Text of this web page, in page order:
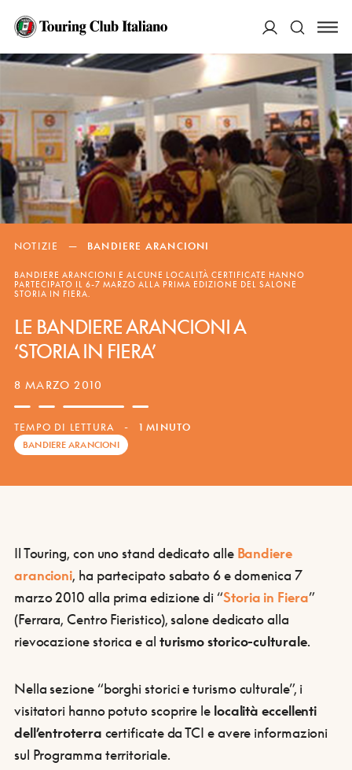
Cerca
NOTIZIE — BANDIERE ARANCIONI
BANDIERE ARANCIONI E ALCUNE LOCALITÀ CERTIFICATE HANNO
PARTECIPATO IL 6-7 MARZO ALLA PRIMA EDIZIONE DEL SALONE
STORIA IN FIERA.
LE BANDIERE ARANCIONI A
‘STORIA IN FIERA’
8 MARZO 2010
TEMPO DI LETTURA - 1 MINUTO
BANDIERE ARANCIONI
Il Touring, con uno stand dedicato alle Bandiere
arancioni, ha partecipato sabato 6 e domenica 7
marzo 2010 alla prima edizione di “Storia in Fiera”
(Ferrara, Centro Fieristico), salone dedicato alla
rievocazione storica e al turismo storico-culturale.
Nella sezione “borghi storici e turismo culturale”, i
visitatori hanno potuto scoprire lelocalità eccellenti
dell’entroterra certificate da TCI e avere informazioni
sul Programma territoriale.